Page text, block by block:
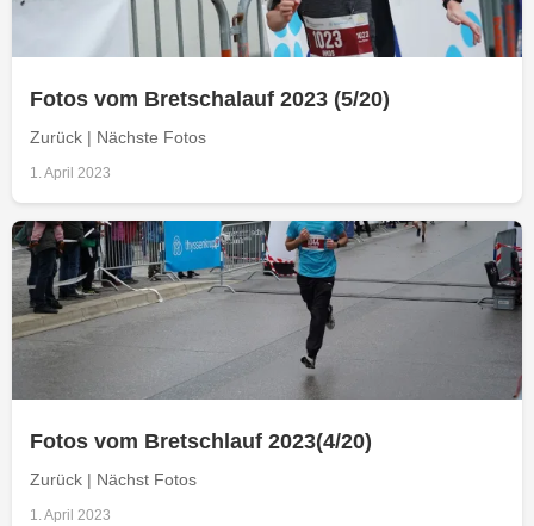
Fotos vom Bretschalauf 2023 (5/20)
Zurück | Nächste Fotos
1. April 2023
Fotos vom Bretschlauf 2023(4/20)
Zurück | Nächst Fotos
1. April 2023